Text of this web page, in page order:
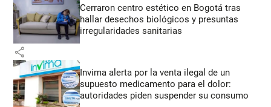
Cerraron centro estético en Bogotá tras
hallar desechos biológicos y presuntas
irregularidades sanitarias
share
Invima alerta por la venta ilegal de un
supuesto medicamento para el dolor:
autoridades piden suspender su consumo